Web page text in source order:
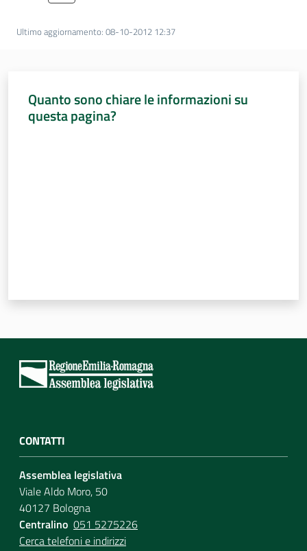
sulla
memoria
Seguici
Assemblea
Attività
Per i media
Per i cittadini
Ultimo aggiornamento: 08-10-2012 12:37
Quanto sono chiare le informazioni su
questa pagina?
CONTATTI
Assemblea legislativa
Viale Aldo Moro, 50
40127 Bologna
Centralino 051 5275226
Cerca telefoni e indirizzi